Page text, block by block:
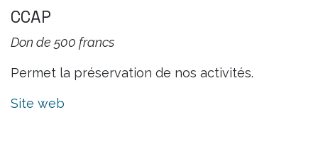
CCAP
Don de 500 francs
Permet la préservation de nos activités.
Site web